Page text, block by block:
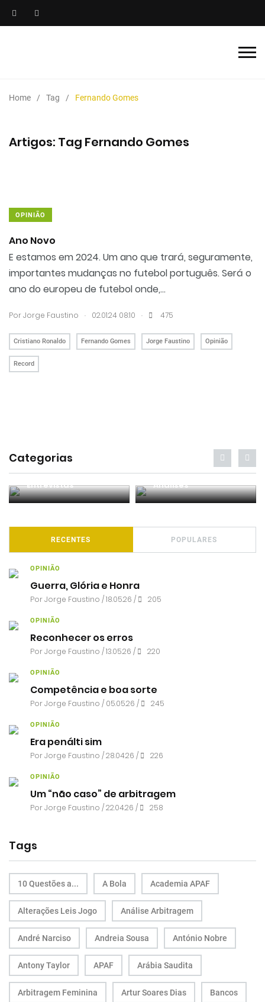
Home Tag Fernando Gomes
Artigos: Tag Fernando Gomes
OPINIÃO
Ano Novo
E estamos em 2024. Um ano que trará, seguramente,
importantes mudanças no futebol português. Será o
ano do europeu de futebol onde,...
PorJorge Faustino . 02.01.24 08:10 . 475
Cristiano Ronaldo Fernando Gomes Jorge Faustino Opinião
Record
Categorias
Entrevistas Análises
RECENTES POPULARES
OPINIÃO
Guerra, Glória e Honra
PorJorge Faustino / 18.05.26 / 205
OPINIÃO
Reconhecer os erros
PorJorge Faustino / 13.05.26 / 220
OPINIÃO
Competência e boa sorte
PorJorge Faustino / 05.05.26 / 245
OPINIÃO
Era penálti sim
PorJorge Faustino / 28.04.26 / 226
OPINIÃO
Um “não caso” de arbitragem
PorJorge Faustino / 22.04.26 / 258
Tags
10 Questões a... A Bola Academia APAF
Alterações Leis Jogo Análise Arbitragem
André Narciso Andreia Sousa António Nobre
Antony Taylor APAF Arábia Saudita
Arbitragem Feminina Artur Soares Dias Bancos